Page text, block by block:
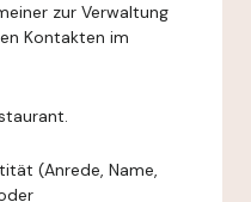
zur Verwaltung
Kontakten im
(Anrede, Name,